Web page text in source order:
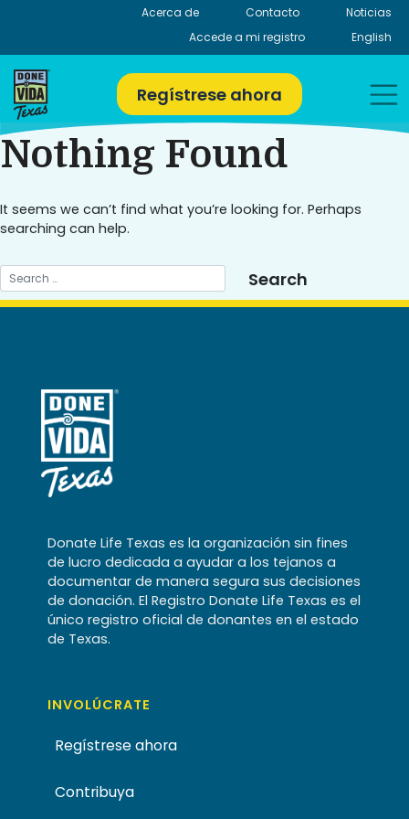
Acerca de Contacto
Noticias
Accede a mi registro
English
Regístrese ahora
Nothing Found
It seems we can’t find what you’re looking for. Perhaps
searching can help.
Donate Life Texas es la organización sin fines
de lucro dedicada a ayudar a los tejanos a
documentar de manera segura sus decisiones
de donación. El Registro Donate Life Texas es el
único registro oficial de donantes en el estado
de Texas.
INVOLÚCRATE
Regístrese ahora
Contribuya